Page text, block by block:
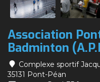
Association
Badminton
Complexe sportif
35131 Pont-Péan